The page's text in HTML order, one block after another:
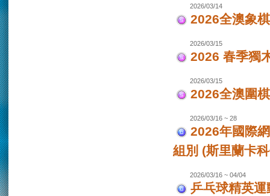
2026/03/14
2026全澳象
2026/03/15
2026 春季獨
2026/03/15
2026全澳圍
2026/03/16 ~ 28
2026年國際
組別 (斯里蘭卡
2026/03/16 ~ 04/04
乒乓球精英